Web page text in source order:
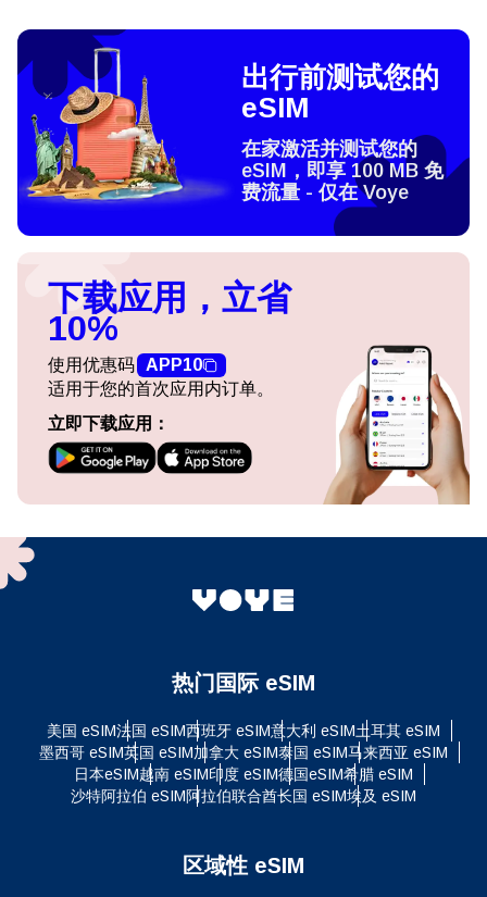
出行前测试您的
eSIM
在家激活并测试您的
eSIM，即享 100 MB 免
费流量 - 仅在 Voye
下载应用，立省
10%
使用优惠码 APP10
适用于您的首次应用内订单。
立即下载应用：
热门国际 eSIM
美国 eSIM法国 eSIM西班牙 eSIM意大利 eSIM土耳其 eSIM
墨西哥 eSIM英国 eSIM加拿大 eSIM泰国 eSIM马来西亚 eSIM
日本eSIM越南 eSIM印度 eSIM德国eSIM希腊 eSIM
沙特阿拉伯 eSIM阿拉伯联合酋长国 eSIM埃及 eSIM
区域性 eSIM